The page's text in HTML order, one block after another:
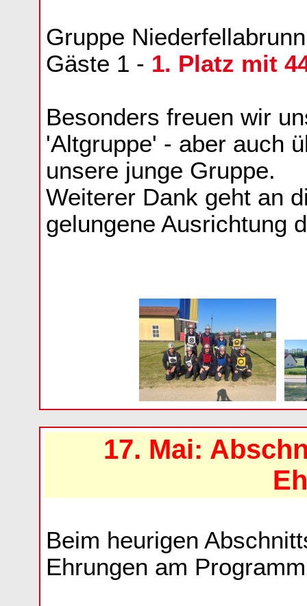
Gruppe
Gäste 1 - 1. Platz mit
Besonders freuen wir
'Altgruppe' - aber auch
unsere junge Gruppe.
Weiterer Dank geht an
gelungene Ausrichtung
17. Mai:
Beim heurigen
Ehrungen am